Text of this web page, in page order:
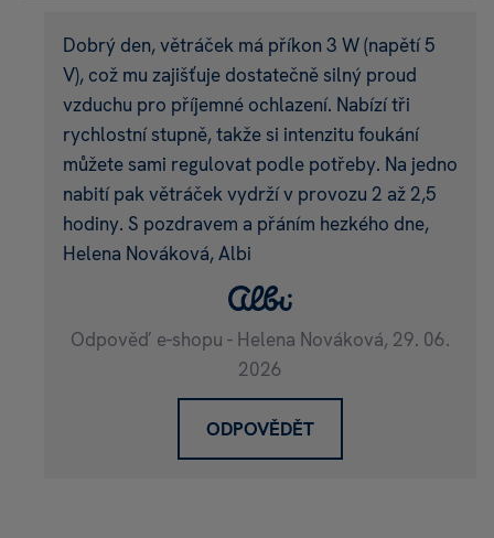
Dobrý den, větráček má příkon 3 W (napětí 5
V), což mu zajišťuje dostatečně silný proud
vzduchu pro příjemné ochlazení. Nabízí tři
rychlostní stupně, takže si intenzitu foukání
můžete sami regulovat podle potřeby. Na jedno
nabití pak větráček vydrží v provozu 2 až 2,5
hodiny. S pozdravem a přáním hezkého dne,
Helena Nováková, Albi
Odpověď e-shopu - Helena Nováková, 29. 06.
2026
ODPOVĚDĚT